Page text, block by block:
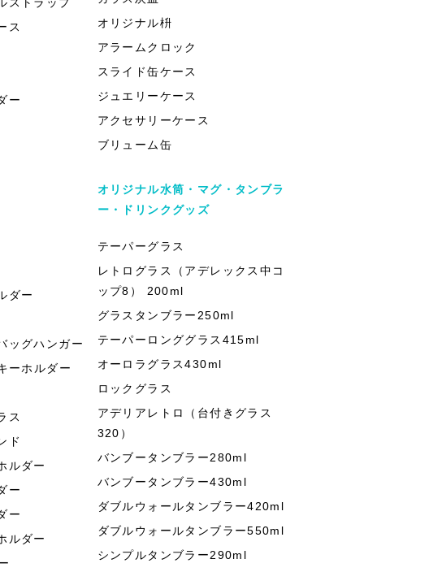
ス
ー
ダー
ッグハンガー
ーホルダー
ス
ド
ルダー
ー
ー
ルダー
オリジナル枡
アラームクロック
スライド缶ケース
ジュエリーケース
アクセサリーケース
ブリューム缶
オリジナル水筒・マグ・タンブラ
ー・ドリンクグッズ
テーパーグラス
レトログラス（アデレックス中コ
ップ8） 200ml
グラスタンブラー250ml
テーパーロンググラス415ml
オーロラグラス430ml
ロックグラス
アデリアレトロ（台付きグラス
320）
バンブータンブラー280ml
バンブータンブラー430ml
ダブルウォールタンブラー420ml
ダブルウォールタンブラー550ml
シンプルタンブラー290ml